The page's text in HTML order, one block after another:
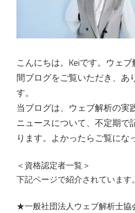
こんにちは。Keiです。ウェ
間ブログをご覧いただき、あ
す。
当ブログは、ウェブ解析の実
ニュースについて、不定期で
ります。よかったらご覧にな
＜資格認定者一覧＞
下記ページで紹介されています。
★一般社団法人ウェブ解析士協